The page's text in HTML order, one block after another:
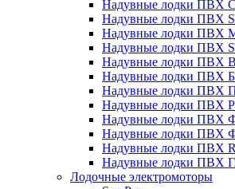
Надувные лодки ПВХ
Надувные лодки ПВХ
Надувные лодки ПВХ
Надувные лодки ПВХ
Надувные лодки ПВХ
Надувные лодки ПВХ
Надувные лодки ПВХ
Надувные лодки ПВХ
Надувные лодки ПВХ
Надувные лодки ПВХ
Надувные лодки ПВХ
Надувные лодки ПВХ
Лодочные электромоторы